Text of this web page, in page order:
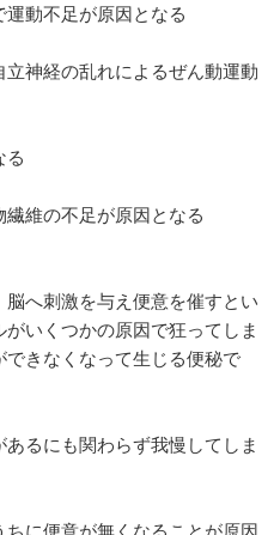
不足が原因となる
経の乱れによるぜん動運動
の不足が原因となる
へ刺激を与え便意を催すとい
いくつかの原因で狂ってしま
きなくなって生じる便秘で
るにも関わらず我慢してしま